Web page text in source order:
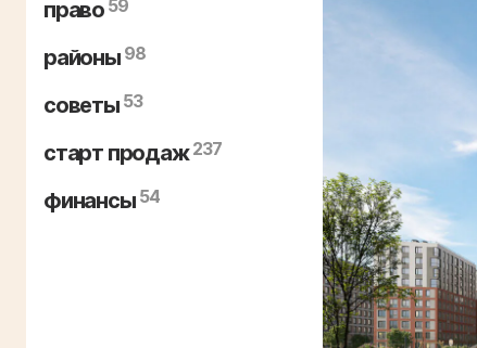
право 59
районы 98
советы 53
старт продаж 237
финансы 54